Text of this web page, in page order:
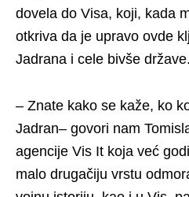
dovela do Visa, koji, kada
otkriva da je upravo ovde
Jadrana i cele bivše države.
– Znate kako se kaže, ko
Jadran– govori nam
agencije Vis It koja već
malo drugačiju vrstu